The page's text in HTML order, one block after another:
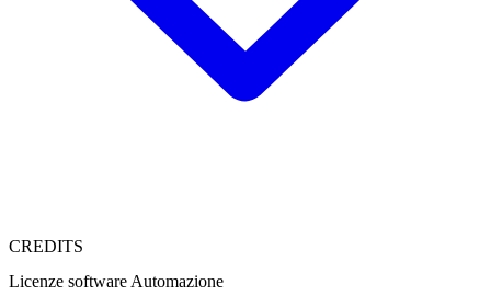
CREDITS
Licenze software Automazione